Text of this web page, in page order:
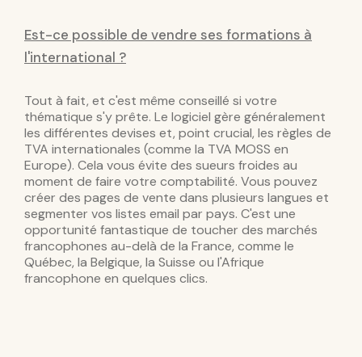
Est-ce possible de vendre ses formations à
l'international ?
Tout à fait, et c'est même conseillé si votre
thématique s'y prête. Le logiciel gère généralement
les différentes devises et, point crucial, les règles de
TVA internationales (comme la TVA MOSS en
Europe). Cela vous évite des sueurs froides au
moment de faire votre comptabilité. Vous pouvez
créer des pages de vente dans plusieurs langues et
segmenter vos listes email par pays. C'est une
opportunité fantastique de toucher des marchés
francophones au-delà de la France, comme le
Québec, la Belgique, la Suisse ou l'Afrique
francophone en quelques clics.